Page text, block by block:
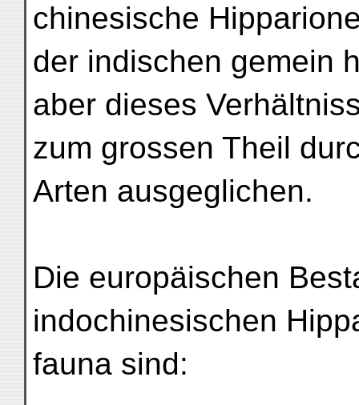
chinesische
der indischen gemein
aber dieses
zum grossen Theil
Arten ausgeglichen.
Die europäischen
indochinesischen
fauna sind: